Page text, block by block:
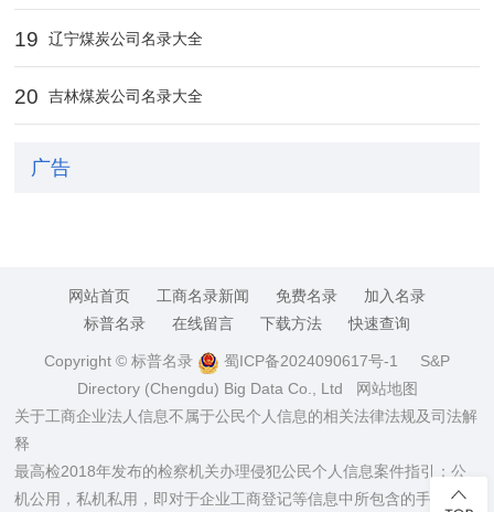
19 辽宁煤炭公司名录大全
20 吉林煤炭公司名录大全
广告
网站首页 工商名录新闻 免费名录
加入名录
标普名录
在线留言 下载方法 快速查询
Copyright © 标普名录 蜀ICP备2024090617号-1 S&P
Directory (Chengdu) Big Data Co., Ltd
网站地图
关于工商企业法人信息不属于公民个人信息的相关法律法规及司法解
释
最高检2018年发布的检察机关办理侵犯公民个人信息案件指引：公
机公用，私机私用，即对于企业工商登记等信息中所包含的手机、电